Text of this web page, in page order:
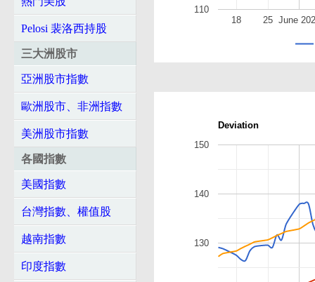
Pelosi 裴洛西持股
三大洲股市
亞洲股市指數
歐洲股市、非洲指數
美洲股市指數
各國指數
美國指數
台灣指數、權值股
越南指數
印度指數
June
18 25
110
Deviation
130
140
150